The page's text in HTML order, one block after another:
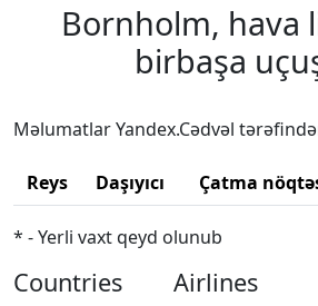
Bornholm, hava
birbaşa
Məlumatlar Yandex.Cədvəl
Reys Daşıyıcı Çatma
* - Yerli vaxt qeyd olunub
Countries Airlines